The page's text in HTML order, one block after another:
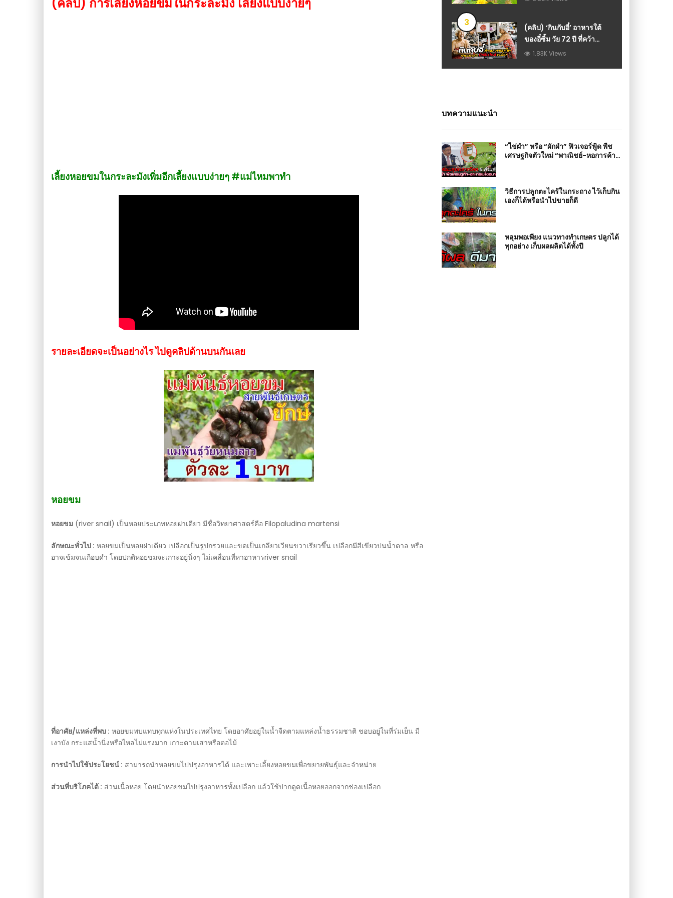
เลี้ยงหอยขมในกระละมังเพิ่มอีกเลี้ยงแบบง่ายๆ #แม่ไหมพาทำ
รายละเอียดจะเป็นอย่างไร ไปดูคลิปด้านบนกันเลย
หอยขม
หอยขม (river snail) เป็นหอยประเภทหอยฝาเดียว มีชื่อวิทยาศาสตร์คือ Filopaludina martensi
ลักษณะทั่วไป : หอยขมเป็นหอยฝาเดียว เปลือกเป็นรูปกรวยและขดเป็นเกลียวเวียนขวาเรียวขึ้น เปลือกมีสีเขียวปนน้ำตาล หรือ
อาจเข้มจนเกือบดำ โดยปกติหอยขมจะเกาะอยู่นิ่งๆ ไม่เคลื่อนที่หาอาหารriver snail
ที่อาศัย/แหล่งที่พบ : หอยขมพบแทบทุกแห่งในประเทศไทย โดยอาศัยอยู่ในน้ำจืดตามแหล่งน้ำธรรมชาติ ชอบอยู่ในที่ร่มเย็น มี
เงาบัง กระแสน้ำนิ่งหรือไหลไม่แรงมาก เกาะตามเสาหรือตอไม้
การนำไปใช้ประโยชน์ : สามารถนำหอยขมไปปรุงอาหารได้ และเพาะเลี้ยงหอยขมเพื่อขยายพันธุ์และจำหน่าย
ส่วนที่บริโภคได้ : ส่วนเนื้อหอย โดยนำหอยขมไปปรุงอาหารทั้งเปลือก แล้วใช้ปากดูดเนื้อหอยออกจากช่องเปลือก
3
(คลิป) ‘กินกับอี๋’ อาหารใต้
ของอี๋ซิ้ม วัย 72 ปี ที่คว้า
รางวัลมิชลิน ไกด์ 2 ปีซ้อน
1.83K Views
บทความแนะนำ
“ไข่ผำ” หรือ “ผักผำ” ฟิวเจอร์ฟู้ด พืช
เศรษฐกิจตัวใหม่ “พาณิชย์-หอการค้า”
วิธีการปลูกตะไคร้ในกระถาง ไว้เก็บกิน
เองก็ได้หรือนำไปขายก็ดี
หลุมพอเพียง แนวทางทำเกษตร ปลูกได้
ทุกอย่าง เก็บผลผลิตได้ทั้งปี